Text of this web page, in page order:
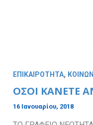
ΕΠΙΚΑΙΡΟΤΗΤΑ,
ΟΣΟΙ ΚΑΝΕΤΕ
16 Ιανουαρίου, 2018